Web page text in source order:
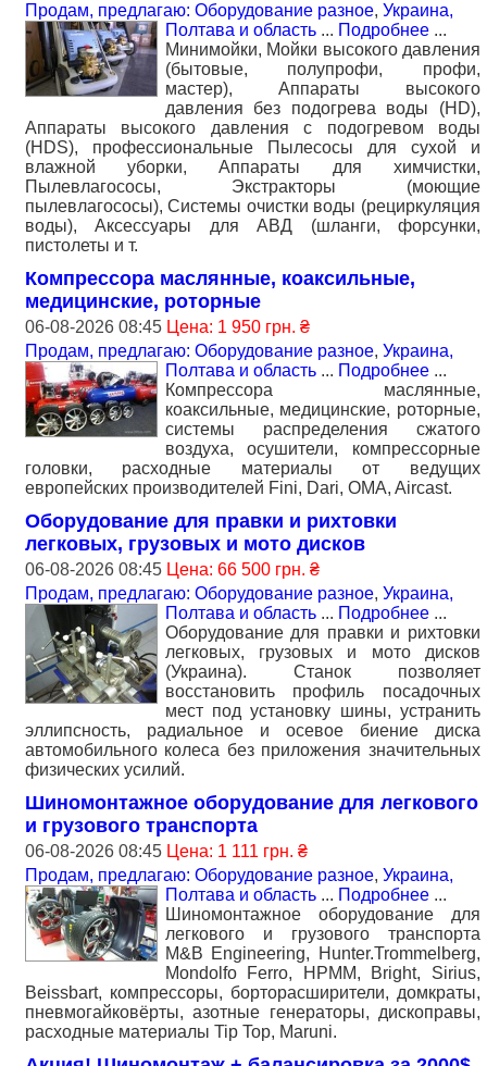
Продам, предлагаю: Оборудование разное, Украина,
Полтава и область ... Подробнее ...
Минимойки, Мойки высокого давления
(бытовые, полупрофи, профи,
мастер), Аппараты высокого
давления без подогрева воды (HD),
Аппараты высокого давления с подогревом воды
(HDS), профессиональные Пылесосы для сухой и
влажной уборки, Аппараты для химчистки,
Пылевлагососы, Экстракторы (моющие
пылевлагососы), Системы очистки воды (рециркуляция
воды), Аксессуары для АВД (шланги, форсунки,
пистолеты и т.
Компрессора маслянные, коаксильные,
медицинские, роторные
06-08-2026 08:45 Цена: 1 950 грн. ₴
Продам, предлагаю: Оборудование разное, Украина,
Полтава и область ... Подробнее ...
Компрессора маслянные,
коаксильные, медицинские, роторные,
системы распределения сжатого
воздуха, осушители, компрессорные
головки, расходные материалы от ведущих
европейских производителей Fini, Dari, OMA, Aircast.
Оборудование для правки и рихтовки
легковых, грузовых и мото дисков
06-08-2026 08:45 Цена: 66 500 грн. ₴
Продам, предлагаю: Оборудование разное, Украина,
Полтава и область ... Подробнее ...
Оборудование для правки и рихтовки
легковых, грузовых и мото дисков
(Украина). Станок позволяет
восстановить профиль посадочных
мест под установку шины, устранить
эллипсность, радиальное и осевое биение диска
автомобильного колеса без приложения значительных
физических усилий.
Шиномонтажное оборудование для легкового
и грузового транспорта
06-08-2026 08:45 Цена: 1 111 грн. ₴
Продам, предлагаю: Оборудование разное, Украина,
Полтава и область ... Подробнее ...
Шиномонтажное оборудование для
легкового и грузового транспорта
M&B Engineering, Hunter.Trommelberg,
Mondolfo Ferro, HPMM, Bright, Sirius,
Beissbart, компрессоры, борторасширители, домкраты,
пневмогайковёрты, азотные генераторы, дископравы,
расходные материалы Tip Top, Maruni.